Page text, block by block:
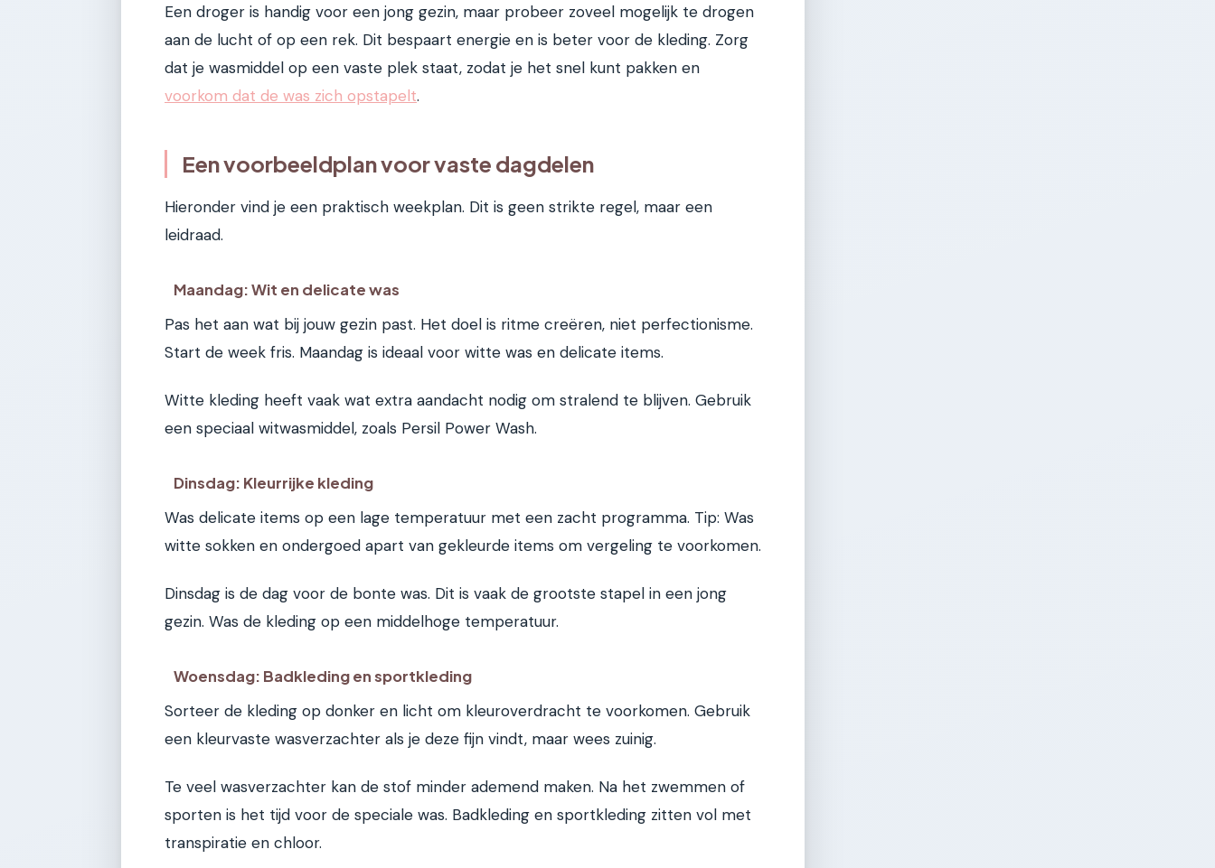
Een droger is handig voor een jong gezin, maar probeer zoveel mogelijk te drogen
aan de lucht of op een rek. Dit bespaart energie en is beter voor de kleding. Zorg
dat je wasmiddel op een vaste plek staat, zodat je het snel kunt pakken en
voorkom dat de was zich opstapelt.
Een voorbeeldplan voor vaste dagdelen
Hieronder vind je een praktisch weekplan. Dit is geen strikte regel, maar een
leidraad.
Maandag: Wit en delicate was
Pas het aan wat bij jouw gezin past. Het doel is ritme creëren, niet perfectionisme.
Start de week fris. Maandag is ideaal voor witte was en delicate items.
Witte kleding heeft vaak wat extra aandacht nodig om stralend te blijven. Gebruik
een speciaal witwasmiddel, zoals Persil Power Wash.
Dinsdag: Kleurrijke kleding
Was delicate items op een lage temperatuur met een zacht programma. Tip: Was
witte sokken en ondergoed apart van gekleurde items om vergeling te voorkomen.
Dinsdag is de dag voor de bonte was. Dit is vaak de grootste stapel in een jong
gezin. Was de kleding op een middelhoge temperatuur.
Woensdag: Badkleding en sportkleding
Sorteer de kleding op donker en licht om kleuroverdracht te voorkomen. Gebruik
een kleurvaste wasverzachter als je deze fijn vindt, maar wees zuinig.
Te veel wasverzachter kan de stof minder ademend maken. Na het zwemmen of
sporten is het tijd voor de speciale was. Badkleding en sportkleding zitten vol met
transpiratie en chloor.